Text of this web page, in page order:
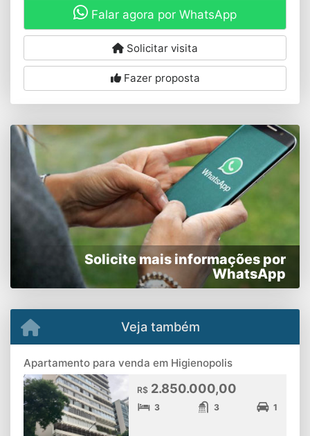
Falar agora por WhatsApp
Solicitar visita
Fazer proposta
Solicite mais informações por
WhatsApp
Veja também
Apartamento para venda em Higienopolis
R$ 2.850.000,00
3 3 1